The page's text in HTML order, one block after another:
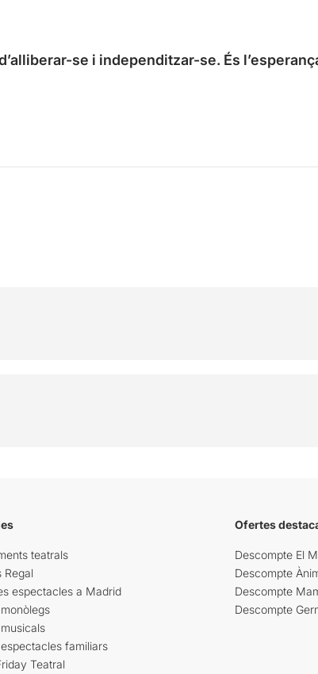
se i independitzar-se. És
teatrals
Regal
espectacles a Madrid
familiars
Teatral
Ofertes
Descompte El
Descompte
Descompte
Descompte